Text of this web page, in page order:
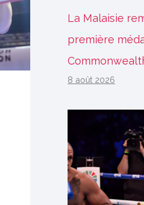
La Malaisie
première
8 août 2026